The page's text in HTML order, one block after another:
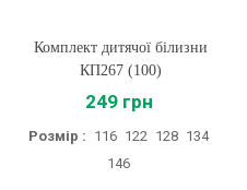
Комплект дитячої білизни
КП267 (100)
249 грн
Розмір : 116 122 128 134
146